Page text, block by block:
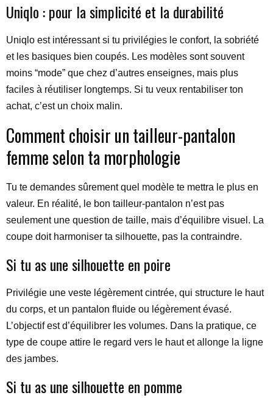
Uniqlo : pour la simplicité et la durabilité
Uniqlo est intéressant si tu privilégies le confort, la sobriété
et les basiques bien coupés. Les modèles sont souvent
moins “mode” que chez d’autres enseignes, mais plus
faciles à réutiliser longtemps. Si tu veux rentabiliser ton
achat, c’est un choix malin.
Comment choisir un tailleur-pantalon
femme selon ta morphologie
Tu te demandes sûrement quel modèle te mettra le plus en
valeur. En réalité, le bon tailleur-pantalon n’est pas
seulement une question de taille, mais d’équilibre visuel. La
coupe doit harmoniser ta silhouette, pas la contraindre.
Si tu as une silhouette en poire
Privilégie une veste légèrement cintrée, qui structure le haut
du corps, et un pantalon fluide ou légèrement évasé.
L’objectif est d’équilibrer les volumes. Dans la pratique, ce
type de coupe attire le regard vers le haut et allonge la ligne
des jambes.
Si tu as une silhouette en pomme